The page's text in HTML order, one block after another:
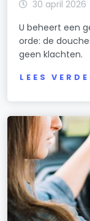
30 april 2026
U beheert een
orde: de
geen klachten.
LEES